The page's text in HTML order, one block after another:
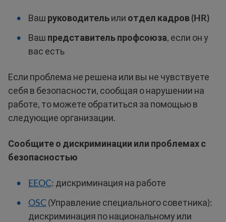
Ваш руководительили отдел кадров (HR)
Ваш представитель профсоюза, если он у
вас есть
Если проблема не решена или вы не чувствуете
себя в безопасности, сообщая о нарушении на
работе, то можете обратиться за помощью в
следующие организации.
Сообщите о дискриминации или проблемах с
безопасностью
EEOC: дискриминация на работе
OSC(Управление специального советника):
дискриминация по национальному или